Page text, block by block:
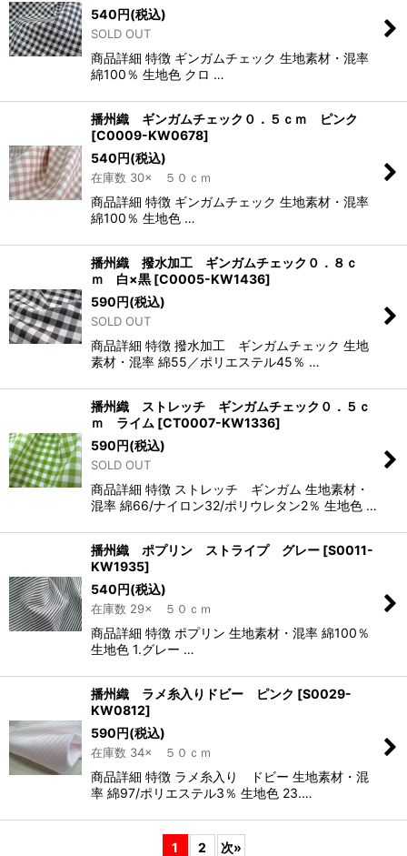
540円(税込)
SOLD OUT
商品詳細 特徴 ギンガムチェック 生地素材・混率
綿100％ 生地色 クロ …
播州織 ギンガムチェック０．５ｃｍ ピンク
[C0009-KW0678]
540円(税込)
在庫数 30× ５０ｃｍ
商品詳細 特徴 ギンガムチェック 生地素材・混率
綿100％ 生地色 …
播州織 撥水加工 ギンガムチェック０．８ｃ
ｍ 白×黒 [C0005-KW1436]
590円(税込)
SOLD OUT
商品詳細 特徴 撥水加工 ギンガムチェック 生地
素材・混率 綿55／ポリエステル45％ …
播州織 ストレッチ ギンガムチェック０．５ｃ
ｍ ライム [CT0007-KW1336]
590円(税込)
SOLD OUT
商品詳細 特徴 ストレッチ ギンガム 生地素材・
混率 綿66/ナイロン32/ポリウレタン2％ 生地色 …
播州織 ポプリン ストライプ グレー [S0011-
KW1935]
540円(税込)
在庫数 29× ５０ｃｍ
商品詳細 特徴 ポプリン 生地素材・混率 綿100％
生地色 1.グレー …
播州織 ラメ糸入りドビー ピンク [S0029-
KW0812]
590円(税込)
在庫数 34× ５０ｃｍ
商品詳細 特徴 ラメ糸入り ドビー 生地素材・混
率 綿97/ポリエステル3％ 生地色 23.…
1 2 次»